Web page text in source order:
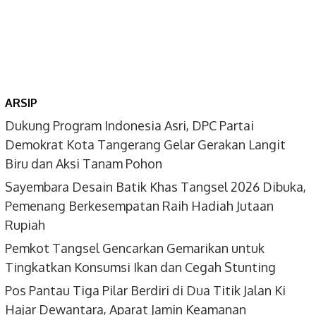
ARSIP
Dukung Program Indonesia Asri, DPC Partai
Demokrat Kota Tangerang Gelar Gerakan Langit
Biru dan Aksi Tanam Pohon
Sayembara Desain Batik Khas Tangsel 2026 Dibuka,
Pemenang Berkesempatan Raih Hadiah Jutaan
Rupiah
Pemkot Tangsel Gencarkan Gemarikan untuk
Tingkatkan Konsumsi Ikan dan Cegah Stunting
Pos Pantau Tiga Pilar Berdiri di Dua Titik Jalan Ki
Hajar Dewantara, Aparat Jamin Keamanan